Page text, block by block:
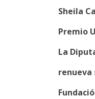
Sheila
Premio
La
renueva